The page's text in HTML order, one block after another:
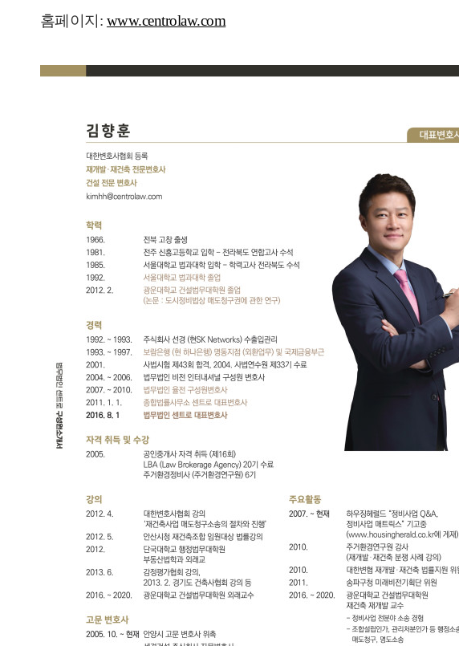
홈페이지: www.centrolaw.com